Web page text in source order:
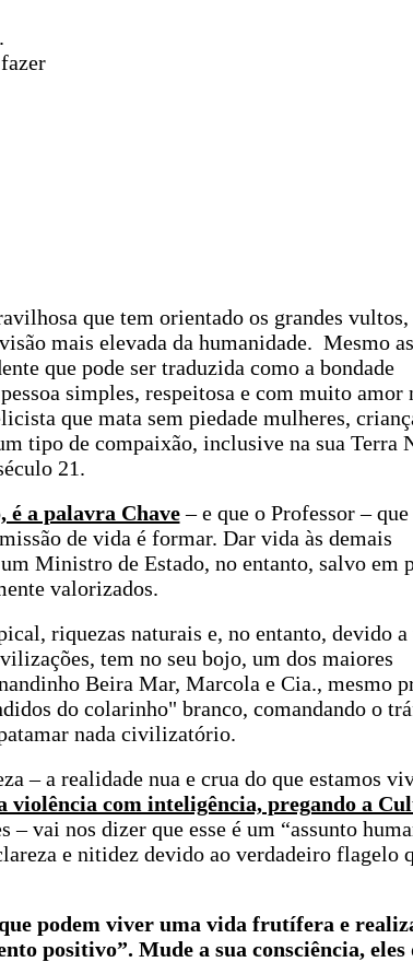
que tem orientado os grandes vultos,
mais elevada da humanidade. Mesmo
que pode ser traduzida como a bondade
simples, respeitosa e com muito amor
que mata sem piedade mulheres,
tipo de compaixão, inclusive na sua Terra
21.
é a palavra Chave– e que o Professor – que
de vida é formar. Dar vida às demais
Ministro de Estado, no entanto, salvo em
valorizados.
riquezas naturais e, no entanto, devido a
tem no seu bojo, um dos maiores
Beira Mar, Marcola e Cia., mesmo
do colarinho" branco, comandando o
nada civilizatório.
– a realidade nua e crua do que estamos
violência com inteligência, pregando a
– vai nos dizer que esse é um “assunto
e nitidez devido ao verdadeiro flagelo
podem viver uma vida frutífera e
positivo”. Mude a sua consciência, eles